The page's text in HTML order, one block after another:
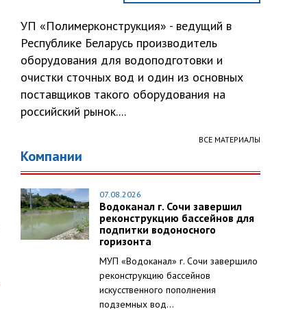
УП «Полимерконструкция» - ведущий в
Республике Беларусь производитель
оборудования для водоподготовки и
очистки сточных вод и один из основных
поставщиков такого оборудования на
российский рынок....
ВСЕ МАТЕРИАЛЫ
Компании
07.08.2026
Водоканал г. Сочи завершил
реконструкцию бассейнов для
подпитки водоносного
горизонта
МУП «Водоканал» г. Сочи завершило
реконструкцию бассейнов
искусственного пополнения
подземных вод...